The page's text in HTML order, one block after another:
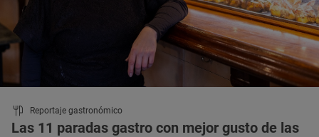
Reportaje gastronómico
Las 11 paradas gastro con mejor gusto de las